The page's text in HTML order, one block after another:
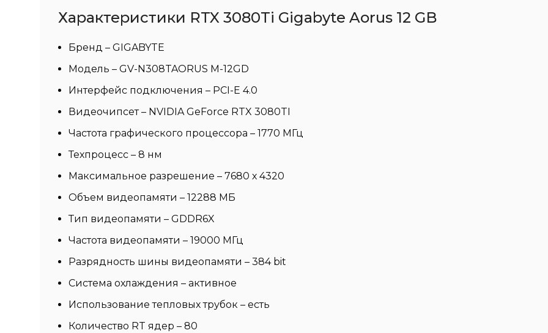
Характеристики RTX 3080Ti Gigabyte Aorus 12 GB
Бренд – GIGABYTE
Модель – GV-N308TAORUS M-12GD
Интерфейс подключения – PCI-E 4.0
Видеочипсет – NVIDIA GeForce RTX 3080TI
Частота графического процессора – 1770 МГц
Техпроцесс – 8 нм
Максимальное разрешение – 7680 х 4320
Объем видеопамяти – 12288 МБ
Тип видеопамяти – GDDR6X
Частота видеопамяти – 19000 МГц
Разрядность шины видеопамяти – 384 bit
Система охлаждения – активное
Использование тепловых трубок – есть
Количество RT ядер – 80